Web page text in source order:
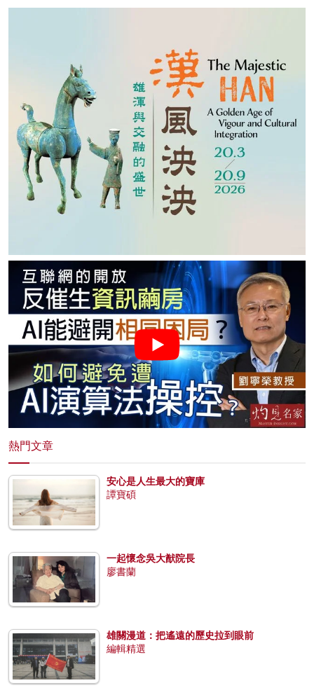
熱門文章
安心是人生最大的寶庫
譚寶碩
一起懷念吳大猷院長
廖書蘭
雄關漫道：把遙遠的歷史拉到眼前
編輯精選